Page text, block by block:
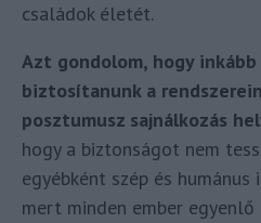
családok életét.
Azt gondolom, hogy
biztosítanunk a
posztumusz sajnálkozás
hogy a biztonságot nem
egyébként szép és
mert minden ember